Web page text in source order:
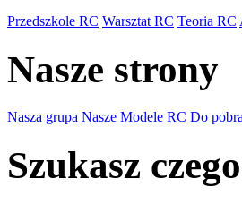
Przedszkole RC Warsztat RC Teoria RC
Nasze strony
Nasza grupa Nasze Modele RC Do
Szukasz